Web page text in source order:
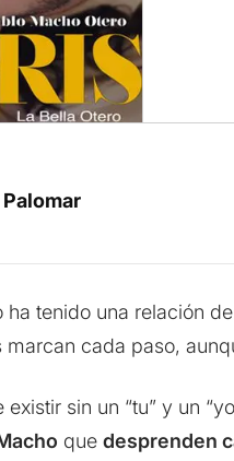
ha tenido una relación
cada paso,
existir sin un “tu” y un
que desprenden